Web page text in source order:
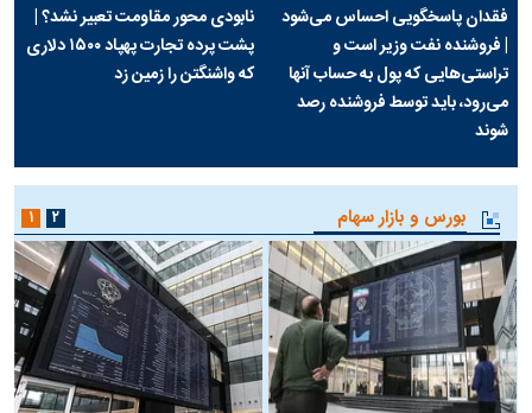
فقدان پاسخگویی احساس می‌شود
| فروشنده نفت وزیر است و
تراستی‌هایی که پول به حساب آنها
می‌رود، باید توسط فروشنده رصد
شوند
نابودی محور مقاومت تعبیر نشد؟ |
پشت پرده تجارت پهپاد‌ ۱۵۰۰ دلاری
که واشنگتن را زمین زد
بورس و بازار سهام ۱ ۲